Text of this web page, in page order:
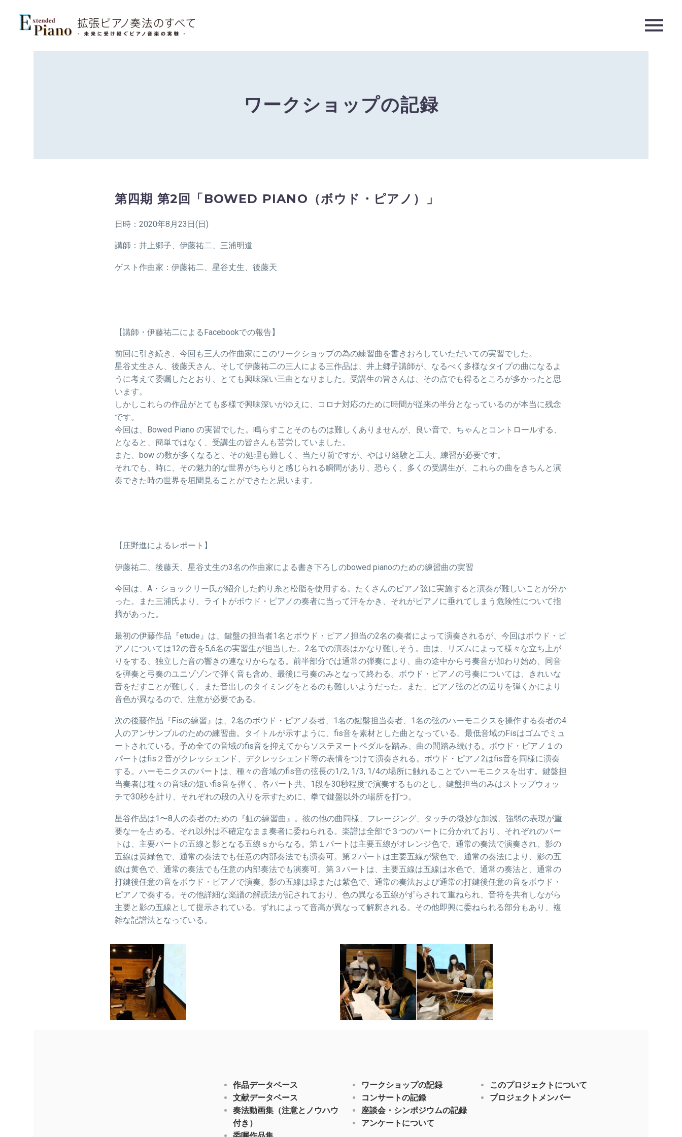
ワークショップの記録
第四期 第2回「BOWED PIANO （ボウド・ピアノ） 」
日時：2020年8月23日(日)
講師：井上郷子、伊藤祐二、三浦明道
ゲスト作曲家：伊藤祐二、星谷丈生、後藤天
【講師・伊藤祐二によるFacebookでの報告】
前回に引き続き、今回も三人の作曲家にこのワークショップの為の練習曲を書きおろしていただいての実習でした。
星谷丈生さん、後藤天さん、そして伊藤祐二の三人による三作品は、井上郷子講師が、なるべく多様なタイプの曲になるよ
うに考えて委嘱したとおり、とても興味深い三曲となりました。受講生の皆さんは、その点でも得るところが多かったと思
います。
しかしこれらの作品がとても多様で興味深いがゆえに、コロナ対応のために時間が従来の半分となっているのが本当に残念
です。
今回は、Bowed Piano の実習でした。鳴らすことそのものは難しくありませんが、良い音で、ちゃんとコントロールする、
となると、簡単ではなく、受講生の皆さんも苦労していました。
また、bow の数が多くなると、その処理も難しく、当たり前ですが、やはり経験と工夫、練習が必要です。
それでも、時に、その魅力的な世界がちらりと感じられる瞬間があり、恐らく、多くの受講生が、これらの曲をきちんと演
奏できた時の世界を垣間見ることができたと思います。
【庄野進によるレポート】
伊藤祐二、後藤天、星谷丈生の3名の作曲家による書き下ろしのbowed pianoのための練習曲の実習
今回は、 A ・ショックリー氏が紹介した釣り糸と松脂を使用する。たくさんのピアノ弦に実施すると演奏が難しいことが分か
った。また三浦氏より、ライトがボウド・ピアノの奏者に当って汗をかき、それがピアノに垂れてしまう危険性について指
摘があった。
最初の伊藤作品『etude 』は、鍵盤の担当者1名とボウド・ピアノ担当の2名の奏者によって演奏されるが、今回はボウド・ピ
アノについては12の音を5,6名の実習生が担当した。2名での演奏はかなり難しそう。曲は、リズムによって様々な立ち上が
りをする、独立した音の響きの連なりからなる。前半部分では通常の弾奏により、曲の途中から弓奏音が加わり始め、同音
を弾奏と弓奏のユニゾゾンで弾く音も含め、最後に弓奏のみとなって終わる。ボウド・ピアノの弓奏については、きれいな
音をだすことが難しく、また音出しのタイミングをとるのも難しいようだった。また、ピアノ弦のどの辺りを弾くかにより
音色が異なるので、注意が必要である。
次の後藤作品『 Fisの練習』は、2名のボウド・ピアノ奏者、1名の鍵盤担当奏者、1名の弦のハーモニクスを操作する奏者の4
人のアンサンブルのための練習曲。タイトルが示すように、 fis音を素材とした曲となっている。最低音域のFisはゴムでミュ
ートされている。予め全ての音域のfis音を抑えてからソステヌートペダルを踏み、曲の間踏み続ける。ボウド・ピアノ１の
パートはfis ２音がクレッシェンド、デクレッシェンド等の表情をつけて演奏される。ボウド・ピアノ2はfis音を同様に演奏
する。ハーモニクスのパートは、種々の音域のfis音の弦長の1/2, 1/3, 1/4の場所に触れることでハーモニクスを出す。鍵盤担
当奏者は種々の音域の短いfis音を弾く。各パート共、1段を30秒程度で演奏するものとし、鍵盤担当のみはストップウォッ
チで30秒を計り、それぞれの段の入りを示すために、拳で鍵盤以外の場所を打つ。
星谷作品は1〜8人の奏者のための『虹の練習曲』。彼の他の曲同様、フレージング、タッチの微妙な加減、強弱の表現が重
要な一を占める。それ以外は不確定なまま奏者に委ねられる。楽譜は全部で３つのパートに分かれており、それぞれのパー
トは、主要パートの五線と影となる五線ｓからなる。第１パートは主要五線がオレンジ色で、通常の奏法で演奏され、影の
五線は黄緑色で、通常の奏法でも任意の内部奏法でも演奏可。第２パートは主要五線が紫色で、通常の奏法により、影の五
線は黄色で、通常の奏法でも任意の内部奏法でも演奏可。第３パートは、主要五線は五線は水色で、通常の奏法と、通常の
打鍵後任意の音をボウド・ピアノで演奏。影の五線は緑または紫色で、通常の奏法および通常の打鍵後任意の音をボウド・
ピアノで奏する。その他詳細な楽譜の解読法が記されており、色の異なる五線がずらされて重ねられ、音符を共有しながら
主要と影の五線として提示されている。ずれによって音高が異なって解釈される。その他即興に委ねられる部分もあり、複
雑な記譜法となっている。
作品データベース
文献データベース
奏法動画集（注意とノウハウ
付き）
ワークショップの記録
コンサートの記録
座談会・シンポジウムの記録
アンケートについて
このプロジェクトについて
プロジェクトメンバー